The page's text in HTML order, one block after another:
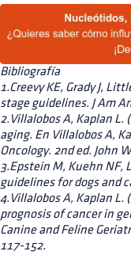
Bibliografía
1.Creevy KE, Grady J,
stage guidelines. J Am
2.Villalobos A, Kaplan L.
aging. En Villalobos A,
Oncology. 2nd ed. John
3.Epstein M, Kuehn NF,
guidelines for dogs and
4.Villalobos A, Kaplan L.
prognosis of cancer in
Canine and Feline
117-152.